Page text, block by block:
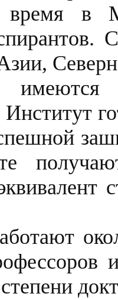
время в
имеются